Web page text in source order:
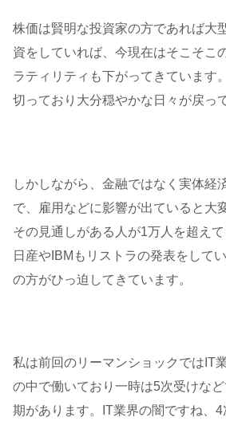
株価は賢明な投資家の方であれば大
資をしていれば、今現在はそこそこ
ラティリティも下がってきています
切っており大分穏やかな日々が戻っ
しかしながら、金融ではなく実体経
で、雇用などに影響が出ていると大
その見通しがある人が1万人を超えて
日産やIBMもリストラの発表をして
の方がひっ迫してきています。
私は前回のリーマンショックではIT
の中で働いており一時は5次受けな
期があります。IT業界の闇ですね、